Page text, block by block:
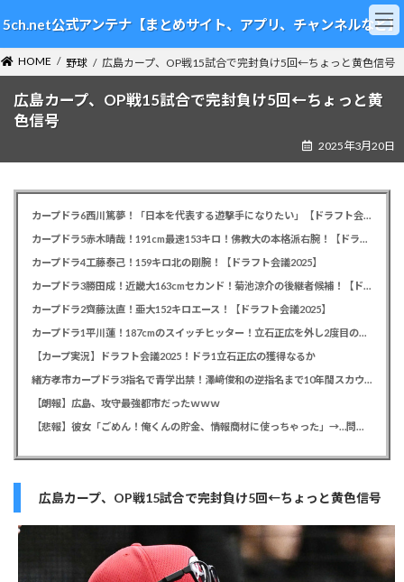
ン
テ
ン
ツ
ビ
ゲ
ー
シ
5ch.net公式アンテナ【まとめサイト、アプリ、チャンネルなど】
HOME 野球 広島カープ、OP戦15試合で完封負け5回←ちょっと黄色信号
広島カープ、OP戦15試合で完封負け5回←ちょっと黄
色信号
2025年3月20日
カープドラ6西川篤夢！「日本を代表する遊撃手になりたい」【ドラフト会議2025】
カープドラ5赤木晴哉！191cm最速153キロ！佛教大の本格派右腕！【ドラフト会議2025】
カープドラ4工藤泰己！159キロ北の剛腕！【ドラフト会議2025】
カープドラ3勝田成！近畿大163cmセカンド！菊池涼介の後継者候補！【ドラフト会議2025】
カープドラ2齊藤汰直！亜大152キロエース！【ドラフト会議2025】
カープドラ1平川蓮！187cmのスイッチヒッター！立石正広を外し2度目の重複も新井監督がクジを引き当てる！【ドラフト会議2025】
【カープ実況】ドラフト会議2025！ドラ1立石正広の獲得なるか
緒方孝市カープドラ3指名で青学出禁！澤﨑俊和の逆指名まで10年間スカウト出禁
【朗報】広島、攻守最強都市だったｗｗｗ
【悲報】彼女「ごめん！俺くんの貯金、情報商材に使っちゃった」→…問い詰めたらギャン泣きされたんだが俺が悪いのか？
広島カープ、OP戦15試合で完封負け5回←ちょっと黄色信号